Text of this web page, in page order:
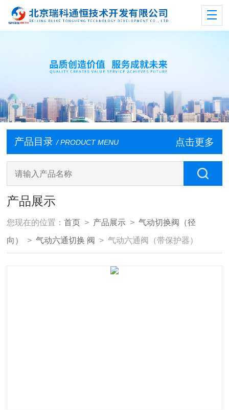
产品目录 / PRODUCT MENU 点击更多
产品展示
您现在的位置：首页 > 产品展示 >气动切换阀（径
向） >气动六通切换 阀 > 气动六通阀（带保护器）